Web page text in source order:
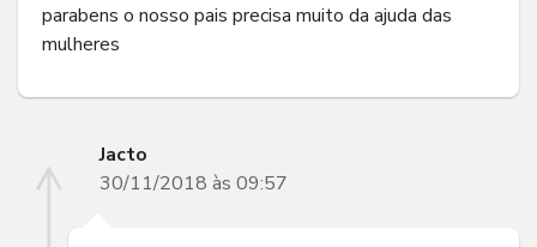
parabens o nosso pais precisa muito da ajuda das
mulheres
Jacto
30/11/2018 às 09:57